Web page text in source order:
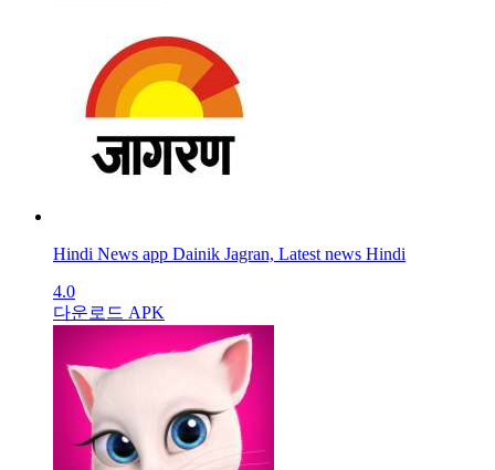
Hindi News app Dainik Jagran, Latest news Hindi
4.0
다운로드 APK